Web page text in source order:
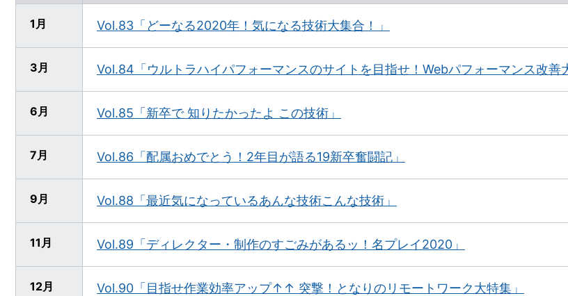
1月 Vol.83「どーなる2020年！気になる技術大集合！」
3月 Vol.84「ウルトラハイパフォーマンスのサイトを目指せ！Webパフォーマンス改善
6月 Vol.85「新卒で 知りたかったよ この技術」
7月 Vol.86「配属おめでとう！2年目が語る19新卒奮闘記」
9月 Vol.88「最近気になっているあんな技術こんな技術」
11月 Vol.89「ディレクター・制作のすごみがあるッ！名プレイ2020」
12月 Vol.90「目指せ作業効率アップ↑↑ 突撃！となりのリモートワーク大特集」